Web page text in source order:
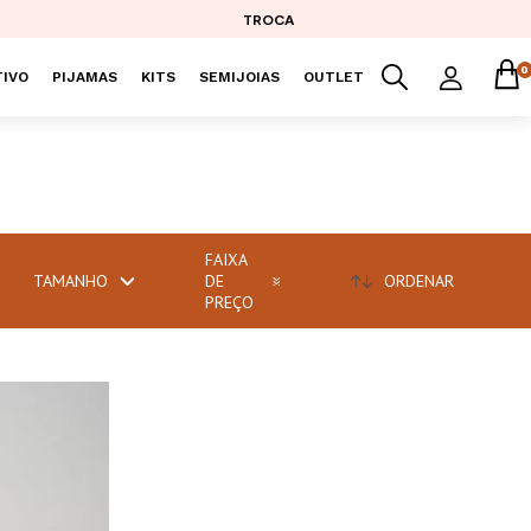
TROCA
PIJAMAS KITS SEMIJOIAS OUTLET 0
TAMANHO
FAIXA
DE
PREÇO
ORDENAR